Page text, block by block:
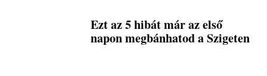
Ezt az 5 hibát már az első
napon megbánhatod a Szigeten